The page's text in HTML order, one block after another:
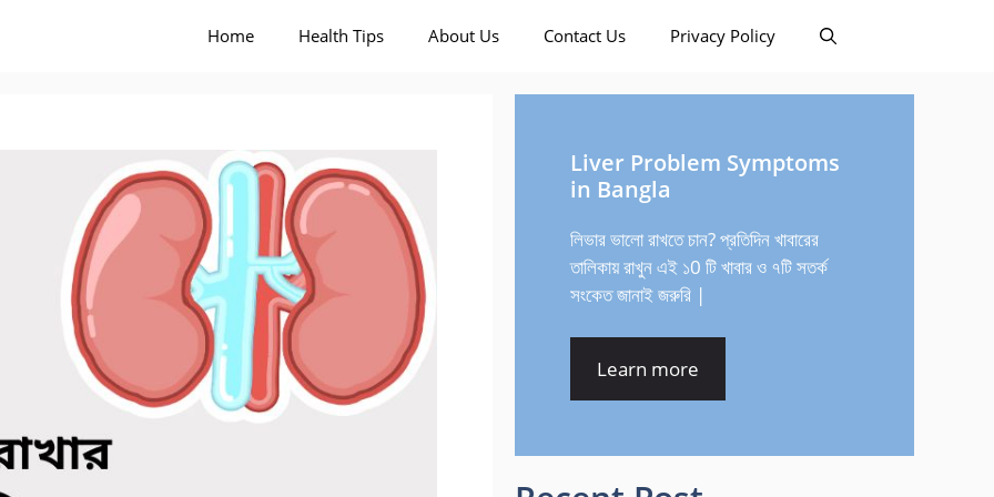
Home Health Tips About Us Contact Us Privacy Policy
Liver Problem Symptoms
in Bangla
লিভার ভালো রাখতে চান? প্রতিদিন খাবারের
তালিকায় রাখুন এই ১0 টি খাবার ও ৭টি সতর্ক
সংকেত জানাই জরুরি |
Learn more